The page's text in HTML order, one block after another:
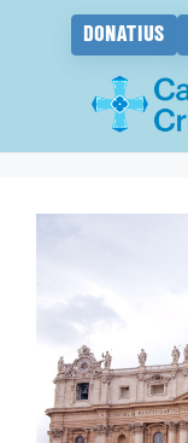
DONATIUS